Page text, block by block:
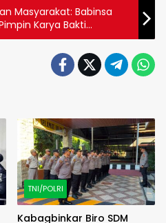
Masyarakat: Babinsa
Karya Bakti
di Desa Lamboo
TNI/POLRI
Kabagbinkar Biro SDM